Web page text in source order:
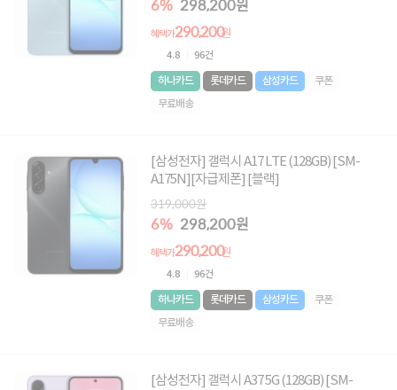
6% 298,200원
혜택가290,200원
4.8 96건
하나카드 롯데카드 삼성카드
쿠폰
무료배송
[삼성전자] 갤럭시 A17 LTE (128GB) [SM-
A175N][자급제폰] [블랙]
319,000원
6% 298,200원
혜택가290,200원
4.8 96건
하나카드 롯데카드 삼성카드
쿠폰
무료배송
[삼성전자] 갤럭시 A37 5G (128GB) [SM-